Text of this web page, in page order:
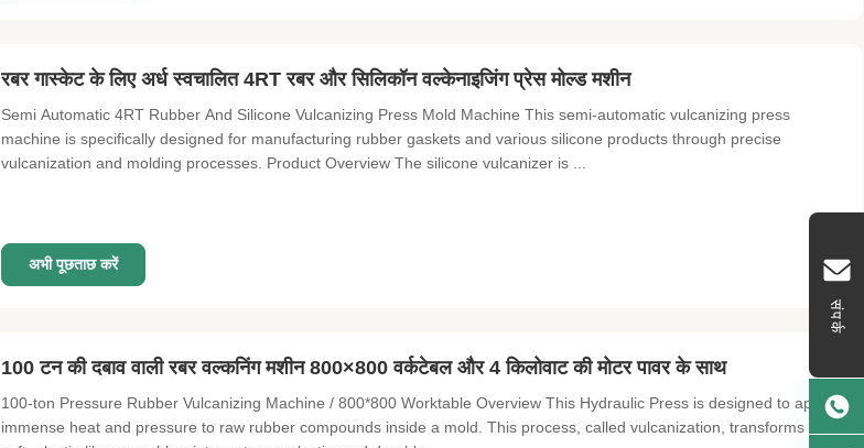
संपर्क
रबर गास्केट के लिए अर्ध स्वचालित 4RT रबर और सिलिकॉन वल्केनाइजिंग प्रेस मोल्ड मशीन
Semi Automatic 4RT Rubber And Silicone Vulcanizing Press Mold Machine This semi-automatic vulcanizing press
machine is specifically designed for manufacturing rubber gaskets and various silicone products through precise
vulcanization and molding processes. Product Overview The silicone vulcanizer is ...
अभी पूछताछ करें
100 टन की दबाव वाली रबर वल्कनिंग मशीन 800×800 वर्कटेबल और 4 किलोवाट की मोटर पावर के साथ
100-ton Pressure Rubber Vulcanizing Machine / 800*800 Worktable Overview This Hydraulic Press is designed to apply
immense heat and pressure to raw rubber compounds inside a mold. This process, called vulcanization, transforms the